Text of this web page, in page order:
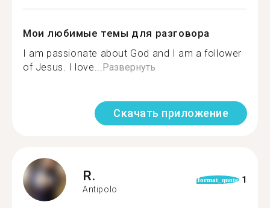
Мои любимые темы для разговора
I am passionate about God and I am a follower
of Jesus. I love...Развернуть
Скачать приложение
R.
Antipolo
format_quote 1